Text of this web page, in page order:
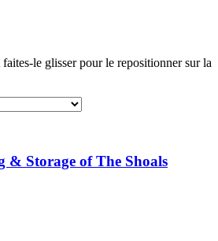
le glisser pour le repositionner sur la
& Storage of The Shoals